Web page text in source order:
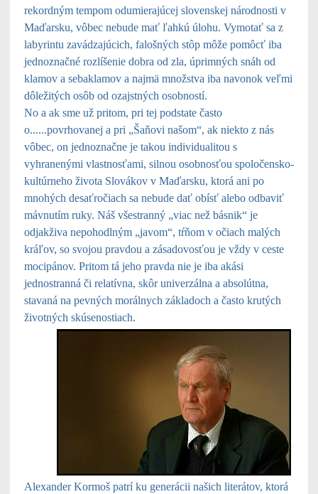
rekordným tempom odumierajúcej slovenskej národnosti v
Maďarsku, vôbec nebude mať ľahkú úlohu. Vymotať sa z
labyrintu zavádzajúcich, falošných stôp môže pomôcť iba
jednoznačné rozlíšenie dobra od zla, úprimných snáh od
klamov a sebaklamov a najmä množstva iba navonok veľmi
dôležitých osôb od ozajstných osobností.
No a ak sme už pritom, pri tej podstate často
o......povrhovanej a pri „Šaňovi našom“, ak niekto z nás
vôbec, on jednoznačne je takou individualitou s
vyhranenými vlastnosťami, silnou osobnosťou spoločensko-
kultúrneho života Slovákov v Maďarsku, ktorá ani po
mnohých desaťročiach sa nebude dať obísť alebo odbaviť
mávnutím ruky. Náš všestranný „viac než básnik“ je
odjakživa nepohodlným „javom“, tŕňom v očiach malých
kráľov, so svojou pravdou a zásadovosťou je vždy v ceste
mocipánov. Pritom tá jeho pravda nie je iba akási
jednostranná či relatívna, skôr univerzálna a absolútna,
stavaná na pevných morálnych základoch a často krutých
životných skúsenostiach.
Alexander Kormoš patrí ku generácii našich literátov, ktorá